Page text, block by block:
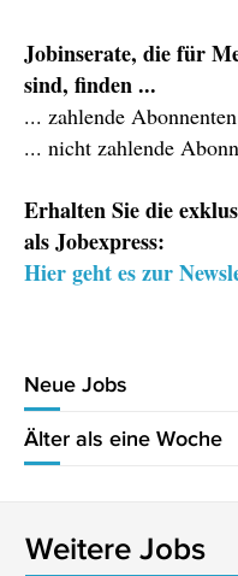
Jobinserate, die für
sind, finden ...
... zahlende
... nicht zahlende
Erhalten Sie die
als Jobexpress:
Hier geht es zur
Neue Jobs
Älter als eine Woche
Weitere Jobs